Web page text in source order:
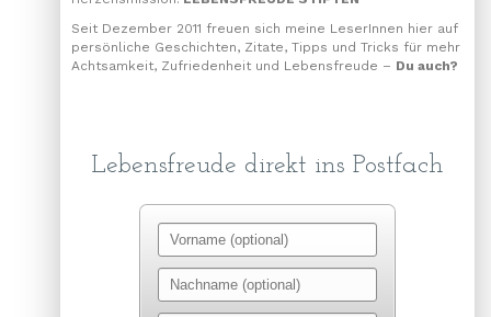
Seit Dezember 2011 freuen sich meine LeserInnen hier auf
persönliche Geschichten, Zitate, Tipps und Tricks für mehr
Achtsamkeit, Zufriedenheit und Lebensfreude – Du auch?
Lebensfreude direkt ins Postfach